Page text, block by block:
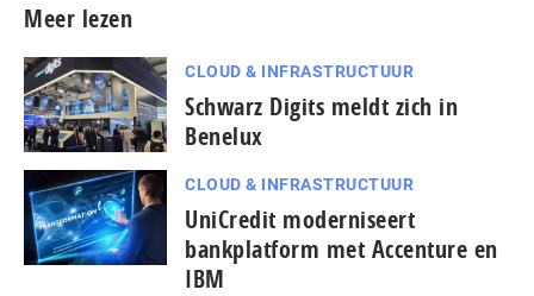
Meer lezen
CLOUD & INFRASTRUCTUUR
Schwarz Digits meldt zich in
Benelux
CLOUD & INFRASTRUCTUUR
UniCredit moderniseert
bankplatform met Accenture en
IBM